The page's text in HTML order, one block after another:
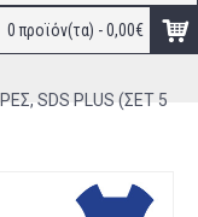
0 προϊόν(τα) - 0,00€
SDS PLUS (ΣΕΤ 5